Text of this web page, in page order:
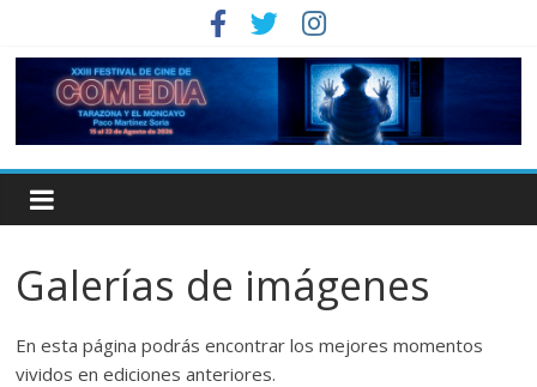
Galerías de imágenes
En esta página podrás encontrar los mejores momentos
vividos en ediciones anteriores.